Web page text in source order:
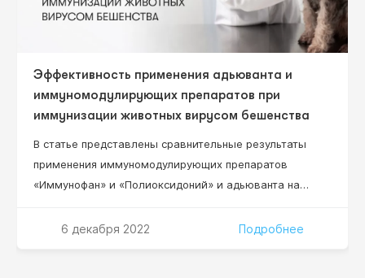
Эффективность применения адьюванта и
иммуномодулирующих препаратов при
иммунизации животных вирусом бешенства
В статье представлены сравнительные результаты
применения иммуномодулирующих препаратов
«Иммунофан» и «Полиоксидоний» и адьюванта на
при иммунизации баранов очищенным
6 декабря 2022 Подробнее